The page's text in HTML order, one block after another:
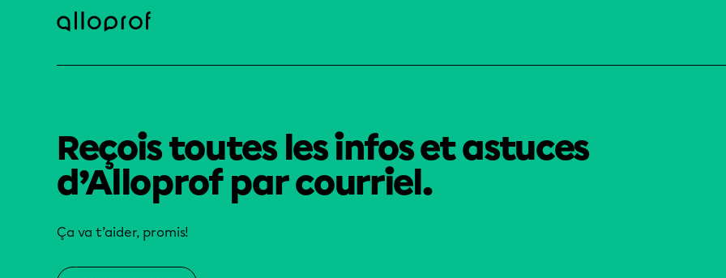
Reçois toutes les infos et astuces
d’Alloprof par courriel.
Ça va t’aider, promis!